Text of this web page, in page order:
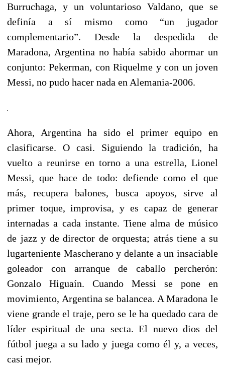
Burruchaga, y un voluntarioso Valdano, que se
definía a sí mismo como “un jugador
complementario”. Desde la despedida de
Maradona, Argentina no había sabido ahormar un
conjunto: Pekerman, con Riquelme y con un joven
Messi, no pudo hacer nada en Alemania-2006.
Ahora, Argentina ha sido el primer equipo en
clasificarse. O casi. Siguiendo la tradición, ha
vuelto a reunirse en torno a una estrella, Lionel
Messi, que hace de todo: defiende como el que
más, recupera balones, busca apoyos, sirve al
primer toque, improvisa, y es capaz de generar
internadas a cada instante. Tiene alma de músico
de jazz y de director de orquesta; atrás tiene a su
lugarteniente Mascherano y delante a un insaciable
goleador con arranque de caballo percherón:
Gonzalo Higuaín. Cuando Messi se pone en
movimiento, Argentina se balancea. A Maradona le
viene grande el traje, pero se le ha quedado cara de
líder espiritual de una secta. El nuevo dios del
fútbol juega a su lado y juega como él y, a veces,
casi mejor.